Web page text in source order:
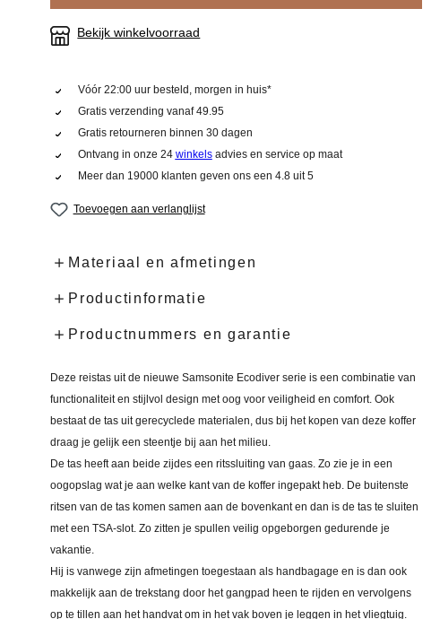
Bekijk winkelvoorraad
Vóór 22:00 uur besteld, morgen in huis*
Gratis verzending vanaf 49.95
Gratis retourneren binnen 30 dagen
Ontvang in onze 24 winkelsadvies en service op maat
Meer dan 19000 klanten geven ons een 4.8 uit 5
Toevoegen aan verlanglijst
Materiaal en afmetingen
Productinformatie
Productnummers en garantie
Deze reistas uit de nieuwe Samsonite Ecodiver serie is een combinatie van
functionaliteit en stijlvol design met oog voor veiligheid en comfort. Ook
bestaat de tas uit gerecyclede materialen, dus bij het kopen van deze koffer
draag je gelijk een steentje bij aan het milieu.
De tas heeft aan beide zijdes een ritssluiting van gaas. Zo zie je in een
oogopslag wat je aan welke kant van de koffer ingepakt heb. De buitenste
ritsen van de tas komen samen aan de bovenkant en dan is de tas te sluiten
met een TSA-slot. Zo zitten je spullen veilig opgeborgen gedurende je
vakantie.
Hij is vanwege zijn afmetingen toegestaan als handbagage en is dan ook
makkelijk aan de trekstang door het gangpad heen te rijden en vervolgens
op te tillen aan het handvat om in het vak boven je leggen in het vliegtuig.